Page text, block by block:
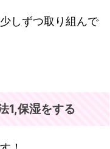
しずつ取り組んで
1,保湿をする